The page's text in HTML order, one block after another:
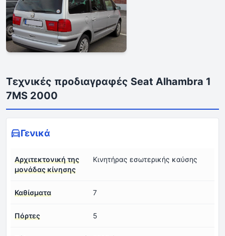
Τεχνικές προδιαγραφές Seat Alhambra 1
7MS 2000
Γενικά
Αρχιτεκτονική της
μονάδας κίνησης
Κινητήρας εσωτερικής καύσης
Καθίσματα 7
Πόρτες 5